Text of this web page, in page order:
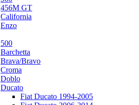
456M GT
California
Enzo
500
Barchetta
Brava/Bravo
Croma
Doblo
Ducato
Fiat Ducato 1994-2005